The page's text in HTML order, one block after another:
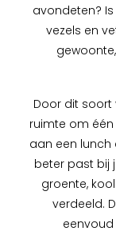
avondeten?
vezels en
Door dit soort
ruimte om één
aan een lunch
beter past bij
groente,
verdeeld.